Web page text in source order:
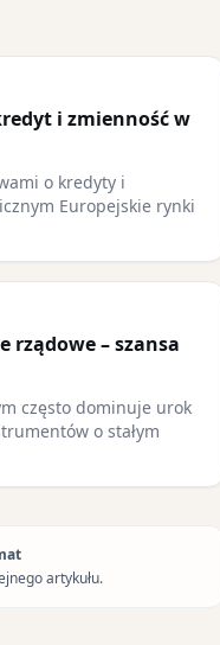
i zmienność w
o kredyty i
Europejskie rynki
rządowe – szansa
często dominuje urok
o stałym
artykułu.